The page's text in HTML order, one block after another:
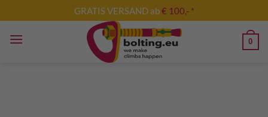
to
content
GRATIS VERSAND ab€ 100,- *
0